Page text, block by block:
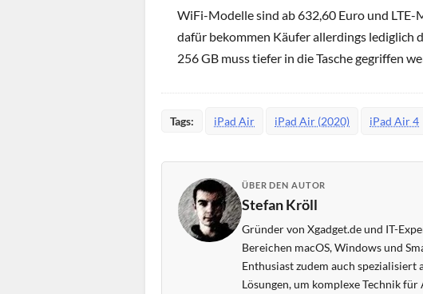
WiFi-Modelle sind ab 632,60 Euro und
dafür bekommen Käufer allerdings lediglich
256 GB muss tiefer in die Tasche gegriffen
Tags: iPad Air iPad Air (2020) iPad Air 4
ÜBER DEN AUTOR
Stefan Kröll
Gründer von Xgadget.de und IT-
Bereichen macOS, Windows und
Enthusiast zudem auch
Lösungen, um komplexe Technik